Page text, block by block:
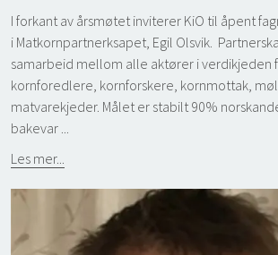
I forkant av årsmøtet inviterer KiO til åpent
i Matkornpartnerksapet, Egil Olsvik.
samarbeid mellom alle aktører i verdikjeden
kornforedlere, kornforskere, kornmottak,
matvarekjeder. Målet er stabilt 90%
bakevar ...
Les mer...